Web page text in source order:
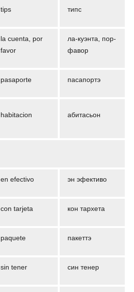
tips типс
la cuenta, por
favor
ла-куэнта, пор-
фавор
pasaporte пасапортэ
habitacion абитасьон
en efectivo эн эфективо
con tarjeta кон тархета
paquete пакеттэ
sin tener син тенер